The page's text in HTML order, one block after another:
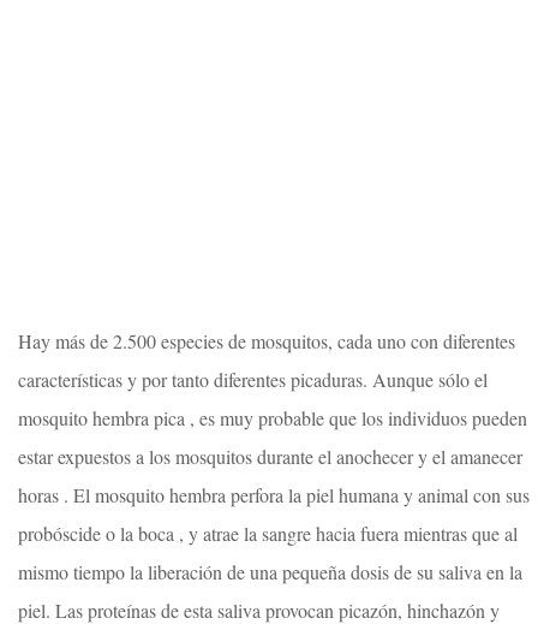
Hay más de 2.500 especies de mosquitos, cada uno con diferentes
características y por tanto diferentes picaduras. Aunque sólo el
mosquito hembra pica , es muy probable que los individuos pueden
estar expuestos a los mosquitos durante el anochecer y el amanecer
horas . El mosquito hembra perfora la piel humana y animal con sus
probóscide o la boca , y atrae la sangre hacia fuera mientras que al
mismo tiempo la liberación de una pequeña dosis de su saliva en la
piel. Las proteínas de esta saliva provocan picazón, hinchazón y